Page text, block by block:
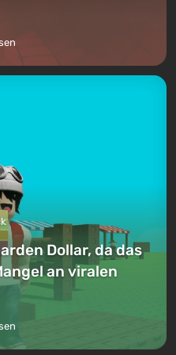
Dollar, da das
an viralen